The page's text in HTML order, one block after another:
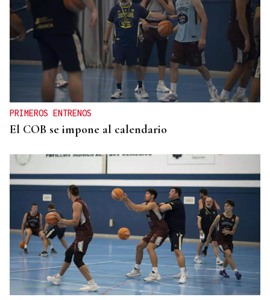
PRIMEROS ENTRENOS
El COB se impone al calendario